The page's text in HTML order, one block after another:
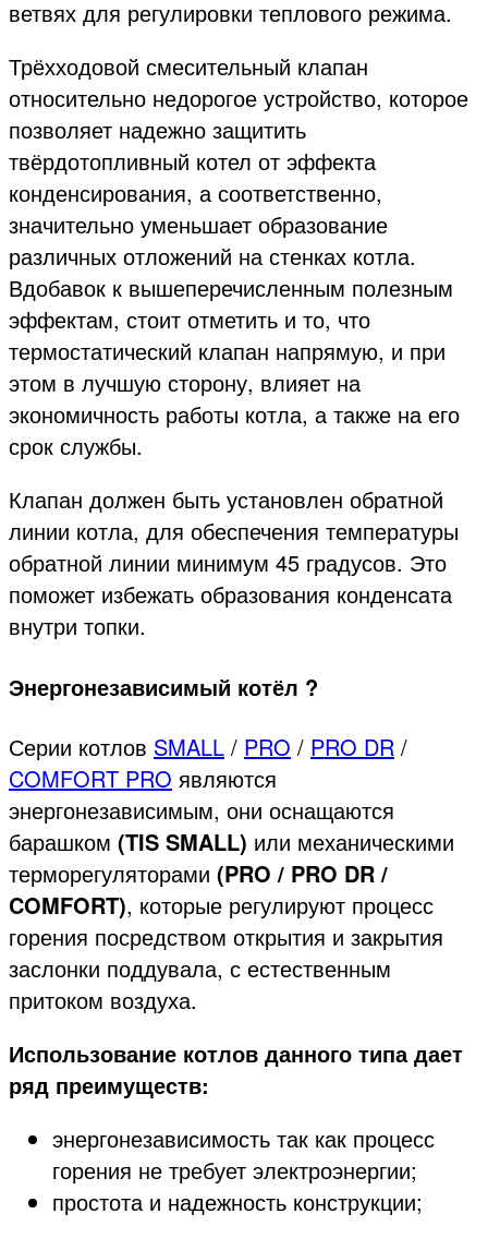
ветвях для регулировки теплового режима.
Трёхходовой смесительный клапан
относительно недорогое устройство, которое
позволяет надежно защитить
твёрдотопливный котел от эффекта
конденсирования, а соответственно,
значительно уменьшает образование
различных отложений на стенках котла.
Вдобавок к вышеперечисленным полезным
эффектам, стоит отметить и то, что
термостатический клапан напрямую, и при
этом в лучшую сторону, влияет на
экономичность работы котла, а также на его
срок службы.
Клапан должен быть установлен обратной
линии котла, для обеспечения температуры
обратной линии минимум 45 градусов. Это
поможет избежать образования конденсата
внутри топки.
Энергонезависимый котёл ?
Серии котлов SMALL / PRO / PRO DR /
COMFORT PRO являются
энергонезависимым, они оснащаются
барашком (TIS SMALL) или механическими
терморегуляторами (PRO / PRO DR /
COMFORT), которые регулируют процесс
горения посредством открытия и закрытия
заслонки поддувала, с естественным
притоком воздуха.
Использование котлов данного типа дает
ряд преимуществ:
энергонезависимость так как процесс
горения не требует электроэнергии;
простота и надежность конструкции;